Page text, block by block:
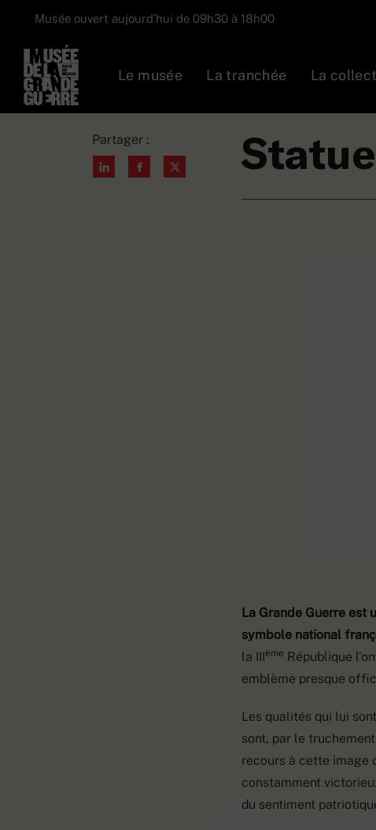
Musée ouvert aujourd’hui de 09h30 à 18h00
Le musée La tranchée La
Partager :
La Grande Guerre
symbole national
la IIIème République
emblème presque
Les qualités qui lui
sont, par le
recours à cette image
constamment
du sentiment